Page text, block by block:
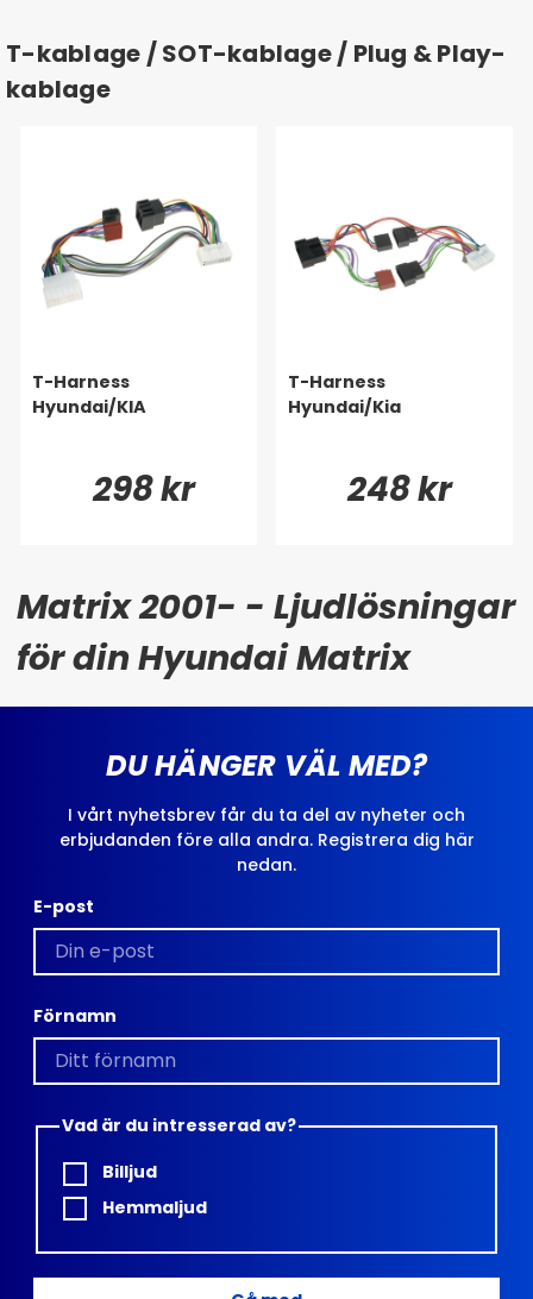
T-kablage / SOT-kablage / Plug & Play-
kablage
T-Harness
Hyundai/KIA
298 kr
T-Harness
Hyundai/Kia
248 kr
Matrix 2001- - Ljudlösningar
för din Hyundai Matrix
DU HÄNGER VÄL MED?
I vårt nyhetsbrev får du ta del av nyheter och
erbjudanden före alla andra. Registrera dig här
nedan.
E-post
Förnamn
Vad är du intresserad av?
Billjud
Hemmaljud